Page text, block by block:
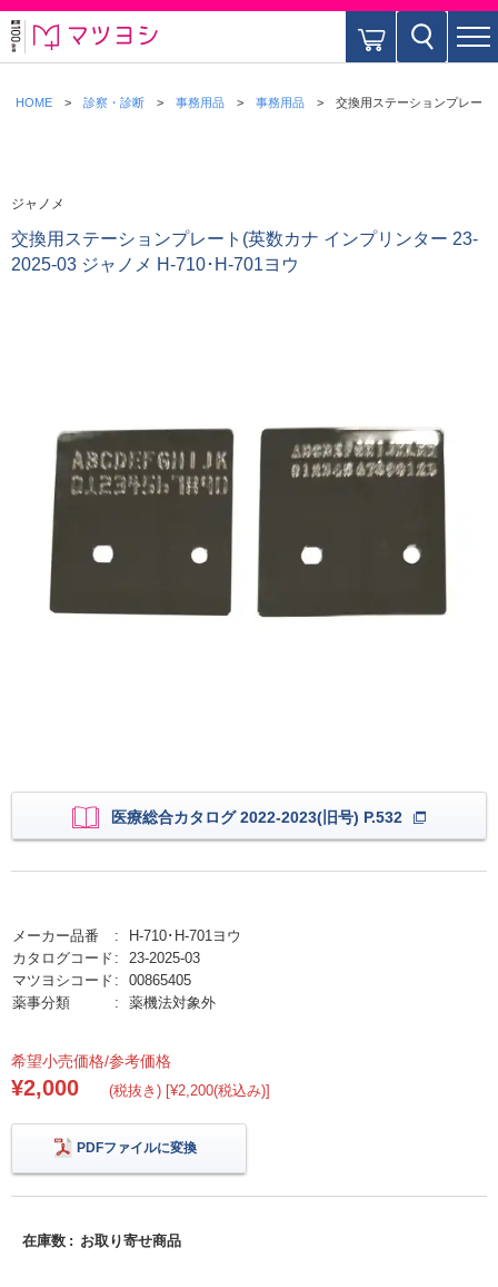
HOME 診察・診断 事務用品 事務用品 交換用ステーションプレー
ジャノメ
交換用ステーションプレート(英数カナ インプリンター 23-
2025-03 ジャノメ H-710･H-701ヨウ
医療総合カタログ 2022-2023(旧号) P.532
メーカー品番
H-710･H-701ヨウ
カタログコード
23-2025-03
マツヨシコード
00865405
薬事分類
薬機法対象外
希望小売価格/参考価格
¥2,000 (税抜き) [¥2,200(税込み)]
PDFファイルに変換
在庫数 お取り寄せ商品